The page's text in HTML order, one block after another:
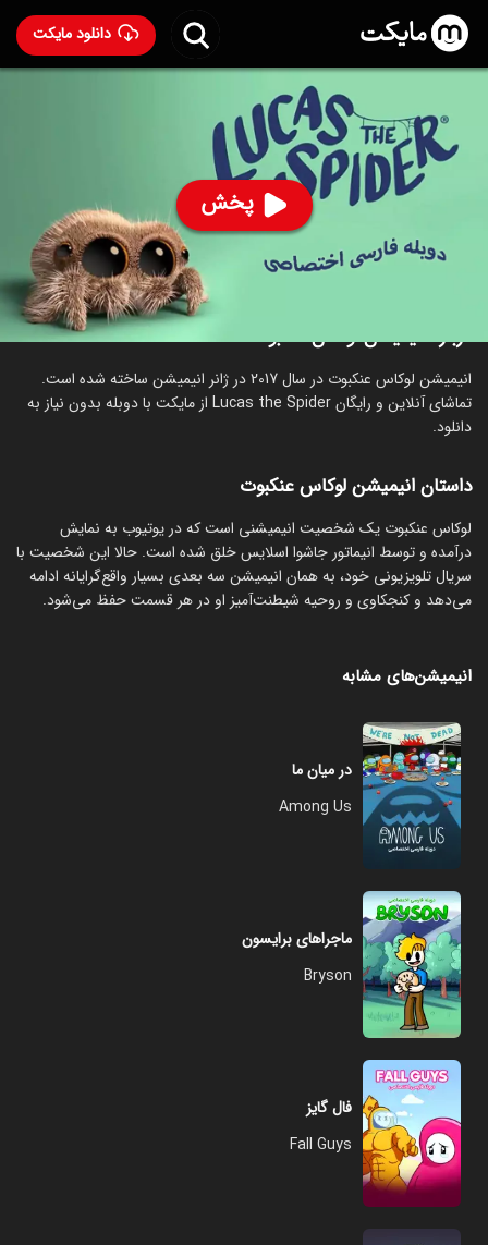
دانلود مایکت
پخش
انیمیشن لوکاس عنکبوت با دوبله فارسی
2017
۲۳۵ 90% ۸.۳
ساخت آمریکا سال 2017
رده سنی ۳+
درباره انیمیشن لوکاس عنکبوت
انیمیشن لوکاس عنکبوت در سال 2017 در ژانر انیمیشن ساخته شده است.
تماشای آنلاین و رایگان Lucas the Spider از مایکت با دوبله بدون نیاز به
دانلود.
داستان انیمیشن لوکاس عنکبوت
لوکاس عنکبوت یک شخصیت انیمیشنی است که در یوتیوب به نمایش
درآمده و توسط انیماتور جاشوا اسلایس خلق شده است. حالا این شخصیت با
سریال تلویزیونی خود، به همان انیمیشن سه بعدی بسیار واقع‌گرایانه ادامه
می‌دهد و کنجکاوی و روحیه شیطنت‌آمیز او در هر قسمت حفظ می‌شود.
انیمیشن‌های مشابه
در میان ما
Among Us
ماجراهای برایسون
Bryson
فال گایز
Fall Guys